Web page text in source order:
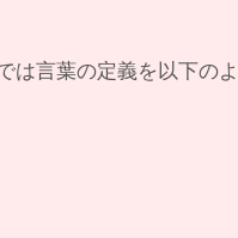
は言葉の定義を以下の